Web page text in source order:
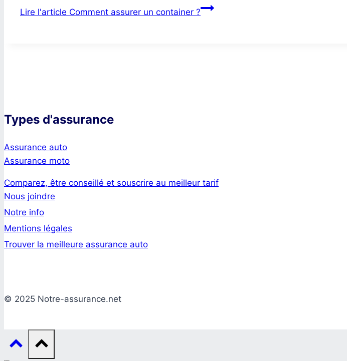
Lire l'article Comment assurer un container ?
Types d'assurance
Assurance auto
Assurance moto
Comparez, être conseillé et souscrire au meilleur tarif
Nous joindre
Notre info
Mentions légales
Trouver la meilleure assurance auto
© 2025 Notre-assurance.net